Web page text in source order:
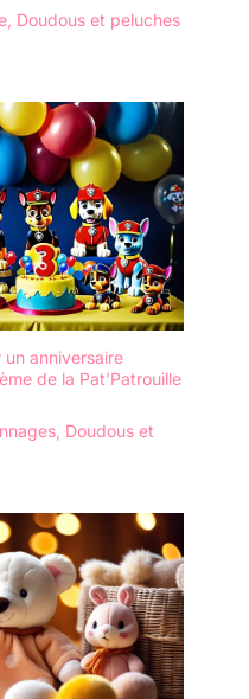
Doudous et peluches
un anniversaire
de la Pat’Patrouille
Doudous et